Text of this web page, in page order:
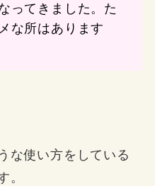
ってきました。た
な所はあります
な使い方をしている
。